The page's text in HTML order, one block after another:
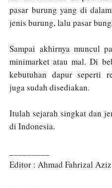
pasar burung yang di
jenis burung, lalu pasar
Sampai akhirnya muncul
minimarket atau mal. Di
kebutuhan dapur seperti
juga sudah disediakan.
Itulah sejarah singkat dan
di Indonesia.
Editor : Ahmad Fahrizal Aziz